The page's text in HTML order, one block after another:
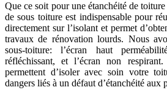
Que ce soit pour une étanchéité de
de sous toiture est indispensable pour
directement sur l’isolant et permet
travaux de rénovation lourds. Nous
sous-toiture: l’écran haut
réfléchissant, et l’écran non
permettent d’isoler avec soin votre
dangers liés à un défaut d’étanchéité aux